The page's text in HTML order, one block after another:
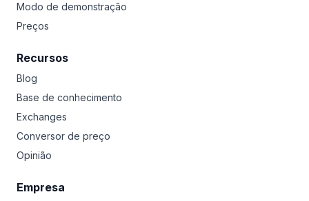
Modo de demonstração
Preços
Recursos
Blog
Base de conhecimento
Exchanges
Conversor de preço
Opinião
Empresa